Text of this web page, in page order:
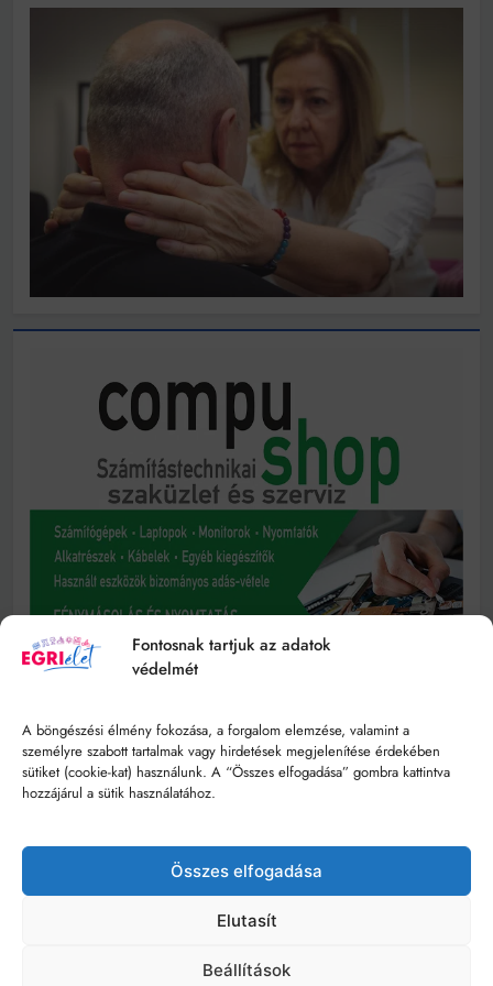
Fontosnak tartjuk az adatok
védelmét
A böngészési élmény fokozása, a forgalom elemzése, valamint a
személyre szabott tartalmak vagy hirdetések megjelenítése érdekében
sütiket (cookie-kat) használunk. A “Összes elfogadása” gombra kattintva
hozzájárul a sütik használatához.
Összes elfogadása
Elutasít
Beállítások